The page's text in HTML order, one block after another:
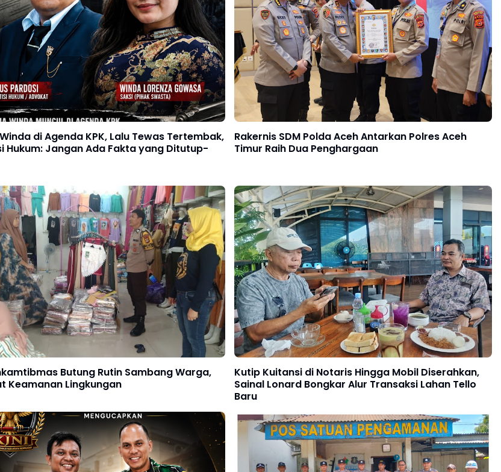
di Agenda KPK, Lalu Tewas Tertembak,
Hukum: Jangan Ada Fakta yang Ditutup-
Rakernis SDM Polda Aceh Antarkan Polres Aceh
Timur Raih Dua Penghargaan
Butung Rutin Sambang Warga,
Keamanan Lingkungan
Kutip Kuitansi di Notaris Hingga Mobil Diserahkan,
Sainal Lonard Bongkar Alur Transaksi Lahan Tello
Baru